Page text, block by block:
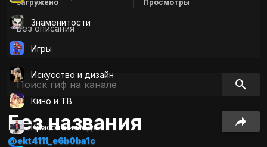
Знаменитости
Игры
Искусcтво и дизайн
Кино и ТВ
Красота и мода
Загружено Просмотры
Без описания
Без названия
@ekt4111_e6b0ba1c